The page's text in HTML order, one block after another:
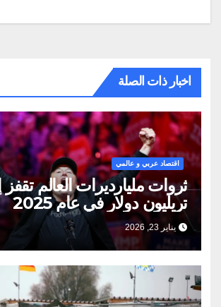
اخبار ذات الصلة
اقتصاد عربي و عالمي
تريليون دولار في عام 2025
يناير 23, 2026